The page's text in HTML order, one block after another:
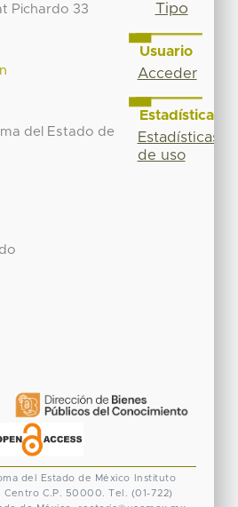
Pichardo 33
del Estado de
Tipo
Usuario
Acceder
Estadísticas
Estadísticas
de uso
del Estado de México
Instituto
Centro C.P. 50000. Tel. (01-722)